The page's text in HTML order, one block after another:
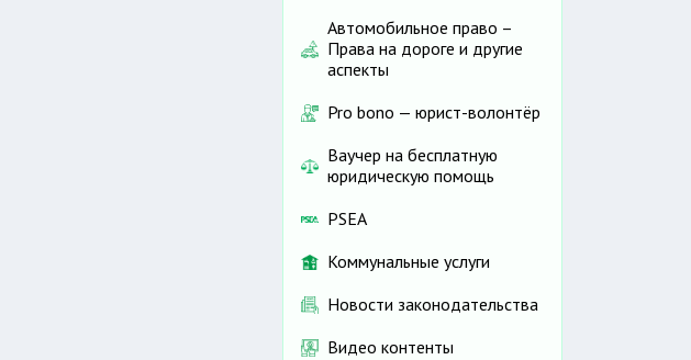
Автомобильное право –
Права на дороге и другие
аспекты
Pro bono — юрист-волонтёр
Ваучер на бесплатную
юридическую помощь
PSEA
Коммунальные услуги
Новости законодательства
Видео контенты